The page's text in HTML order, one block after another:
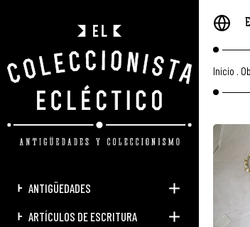
ANTIGÜEDADES
ARTÍCULOS DE ESCRITURA
Inicio